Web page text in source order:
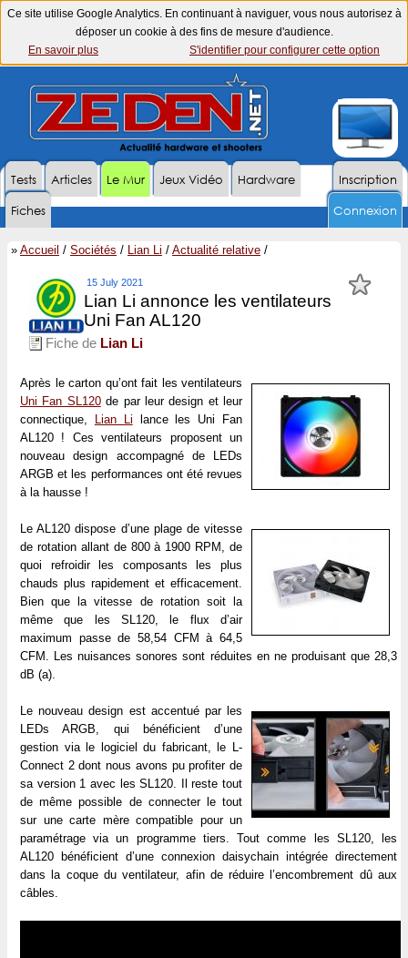
Ce site utilise Google Analytics. En continuant à naviguer, vous nous autorisez à
déposer un cookie à des fins de mesure d'audience.
En savoir plus
S'identifier pour configurer cette option
Inscription
Tests Articles Le Mur Jeux Vidéo
Hardware
Fiches
Connexion
» Accueil / Sociétés / Lian Li / Actualité relative /
15 July 2021
Lian Li annonce les ventilateurs
Uni Fan AL120
Fiche de Lian Li
Après le carton qu’ont fait les ventilateurs
Uni Fan SL120de par leur design et leur
connectique,
Lian Li lance les Uni Fan
AL120 ! Ces ventilateurs proposent un
nouveau design accompagné de LEDs
ARGB et les performances ont été revues
à la hausse !
Le AL120 dispose d’une plage de vitesse
de rotation allant de 800 à 1900 RPM, de
quoi refroidir les composants les plus
chauds plus rapidement et efficacement.
Bien que la vitesse de rotation soit la
même que les SL120, le flux d’air
maximum passe de 58,54 CFM à 64,5
CFM. Les nuisances sonores sont réduites en ne produisant que 28,3
dB (a).
Le nouveau design est accentué par les
LEDs ARGB, qui bénéficient d’une
gestion via le logiciel du fabricant, le L-
Connect 2 dont nous avons pu profiter de
sa version 1 avec les SL120. Il reste tout
de même possible de connecter le tout
sur une carte mère compatible pour un
paramétrage via un programme tiers. Tout comme les SL120, les
AL120 bénéficient d’une connexion daisychain intégrée directement
dans la coque du ventilateur, afin de réduire l’encombrement dû aux
câbles.